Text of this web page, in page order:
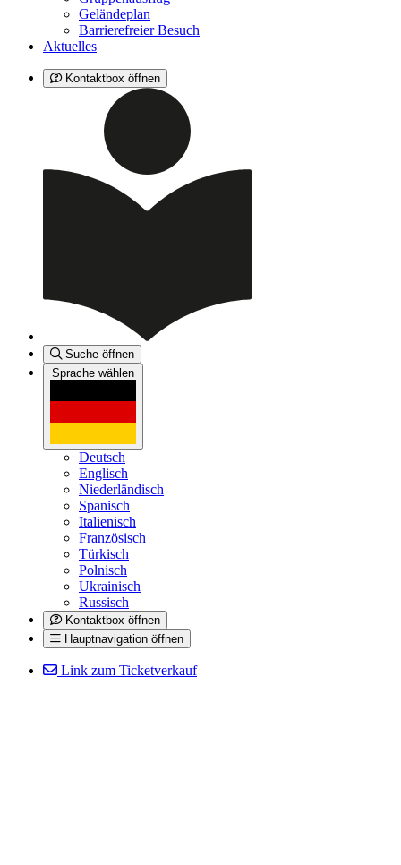
Geländeplan
Barrierefreier Besuch
Aktuelles
Kontaktbox öffnen
Suche öffnen
Sprache wählen
Deutsch
Englisch
Niederländisch
Spanisch
Italienisch
Französisch
Türkisch
Polnisch
Ukrainisch
Russisch
Kontaktbox öffnen
Hauptnavigation öffnen
Link zum Ticketverkauf